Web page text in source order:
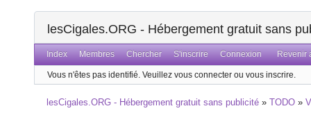
lesCigales.ORG - Hébergement gratuit sans
Index Membres Chercher S'inscrire Connexion Revenir
Vous n'êtes pas identifié. Veuillez vous connecter ou vous inscrire.
lesCigales.ORG - Hébergement gratuit sans publicité »TODO »